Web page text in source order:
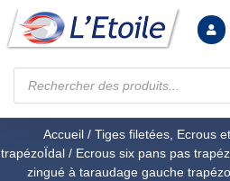
Accueil / Tiges filetées, Ecrous
trapézoÏdal/ Ecrous six pans pas
zingué à taraudage gauche